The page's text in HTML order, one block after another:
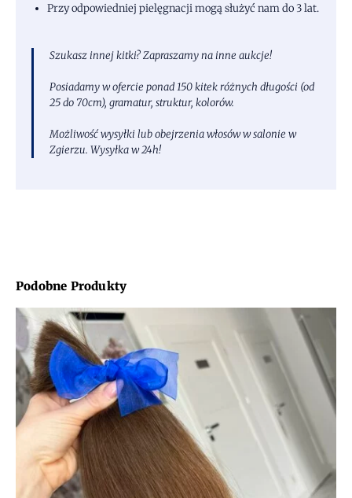
Przy odpowiedniej pielęgnacji mogą służyć nam do 3 lat.
Szukasz innej kitki? Zapraszamy na inne aukcje!
Posiadamy w ofercie ponad 150 kitek różnych długości (od
25 do 70cm), gramatur, struktur, kolorów.
Możliwość wysyłki lub obejrzenia włosów w salonie w
Zgierzu. Wysyłka w 24h!
Podobne Produkty